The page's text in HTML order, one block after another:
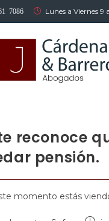
7086 Lunes a Viernes
reconoce
pensión.